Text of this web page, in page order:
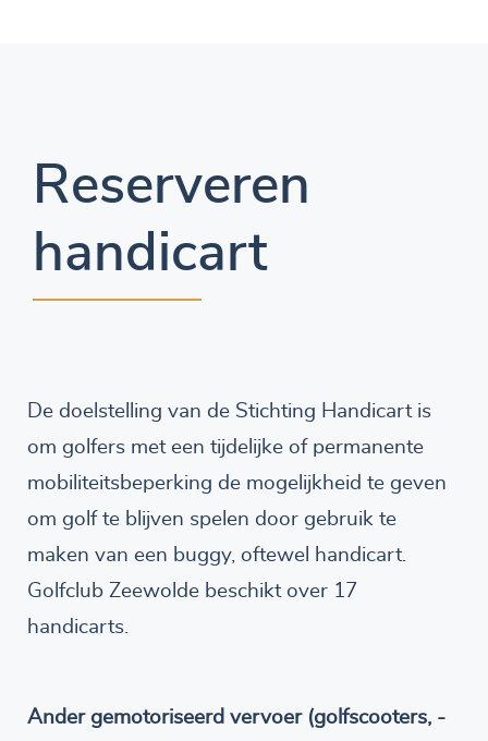
Reserveren
handicart
De doelstelling van de Stichting Handicart is
om golfers met een tijdelijke of permanente
mobiliteitsbeperking de mogelijkheid te geven
om golf te blijven spelen door gebruik te
maken van een buggy, oftewel handicart.
Golfclub Zeewolde beschikt over 17
handicarts.
Ander gemotoriseerd vervoer (golfscooters, -